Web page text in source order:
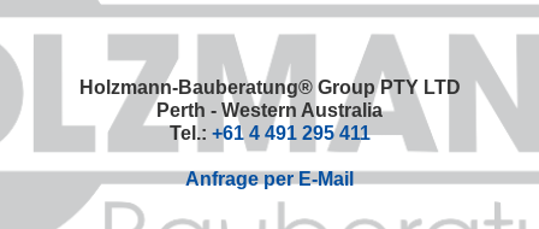
Holzmann-Bauberatung® Group PTY LTD
Perth - Western Australia
Tel.: +61 4 491 295 411
Anfrage per E-Mail